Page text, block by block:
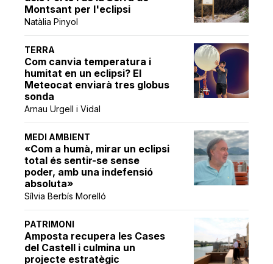
Montsant per l'eclipsi
Natàlia Pinyol
TERRA
Com canvia temperatura i
humitat en un eclipsi? El
Meteocat enviarà tres globus
sonda
Arnau Urgell i Vidal
MEDI AMBIENT
«Com a humà, mirar un eclipsi
total és sentir-se sense
poder, amb una indefensió
absoluta»
Sílvia Berbís Morelló
PATRIMONI
Amposta recupera les Cases
del Castell i culmina un
projecte estratègic